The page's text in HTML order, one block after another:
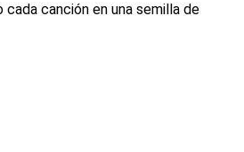
canción en una semilla de